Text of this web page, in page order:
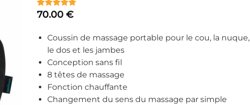
Noté5sur
1
client
70.00 €
Coussin de massage portable pour le cou, la nuque,
le dos et les jambes
Conception sans fil
8 têtes de massage
Fonction chauffante
Changement du sens du massage par simple